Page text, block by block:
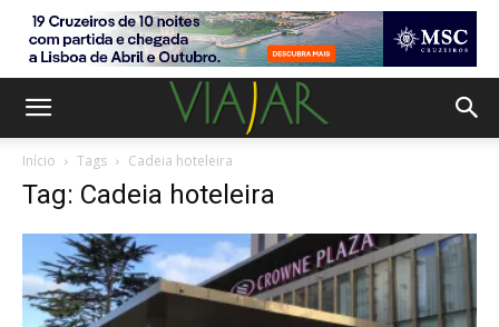
Início Tags Cadeia hoteleira
Tag: Cadeia hoteleira